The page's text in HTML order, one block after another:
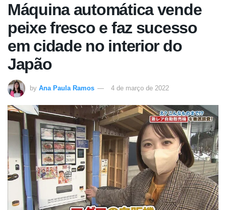
Máquina automática vende
peixe fresco e faz sucesso
em cidade no interior do
Japão
by Ana Paula Ramos 4 de março de 2022